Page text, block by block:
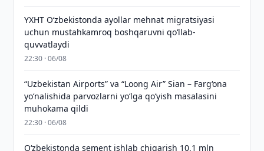
YXHT O‘zbekistonda ayollar mehnat migratsiyasi
uchun mustahkamroq boshqaruvni qo‘llab-
quvvatlaydi
22:30 · 06/08
“Uzbekistan Airports” va “Loong Air” Sian – Farg‘ona
yo‘nalishida parvozlarni yo‘lga qo‘yish masalasini
muhokama qildi
22:30 · 06/08
O‘zbekistonda sement ishlab chiqarish 10,1 mln